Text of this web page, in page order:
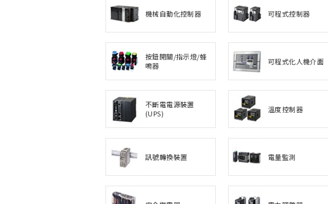
機械自動化控制器 可程式控制器
按鈕開關/指示燈/蜂
鳴器
可程式化人機介面
不斷電電源裝置
(UPS)
溫度控制器
訊號轉換裝置 電量監測